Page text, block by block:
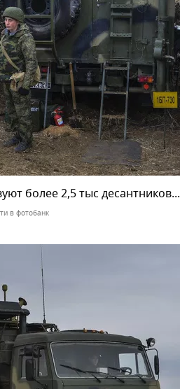
более 2,5 тыс десантников...
в фотобанк